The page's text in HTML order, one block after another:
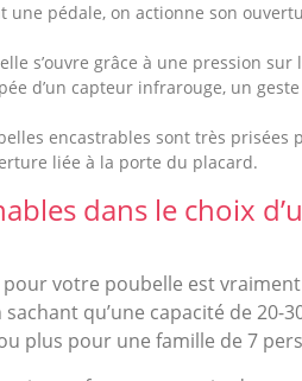
une pédale, on actionne son
s’ouvre grâce à une pression sur
d’un capteur infrarouge, un
encastrables sont très prisées
liée à la porte du placard.
dans le choix
votre poubelle est
qu’une capacité de 20-
plus pour une famille de 7